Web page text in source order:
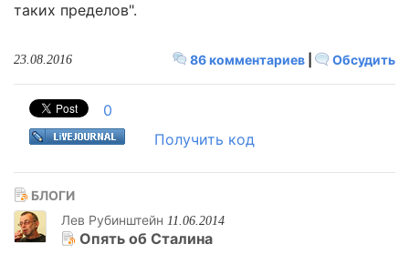
таких пределов".
86 комментариев Обсудить
23.08.2016
0
Получить код
БЛОГИ
Лев Рубинштейн 11.06.2014
Опять об Сталина